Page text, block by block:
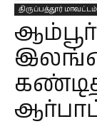
திருப்பத்தூர் மாவட்டம்